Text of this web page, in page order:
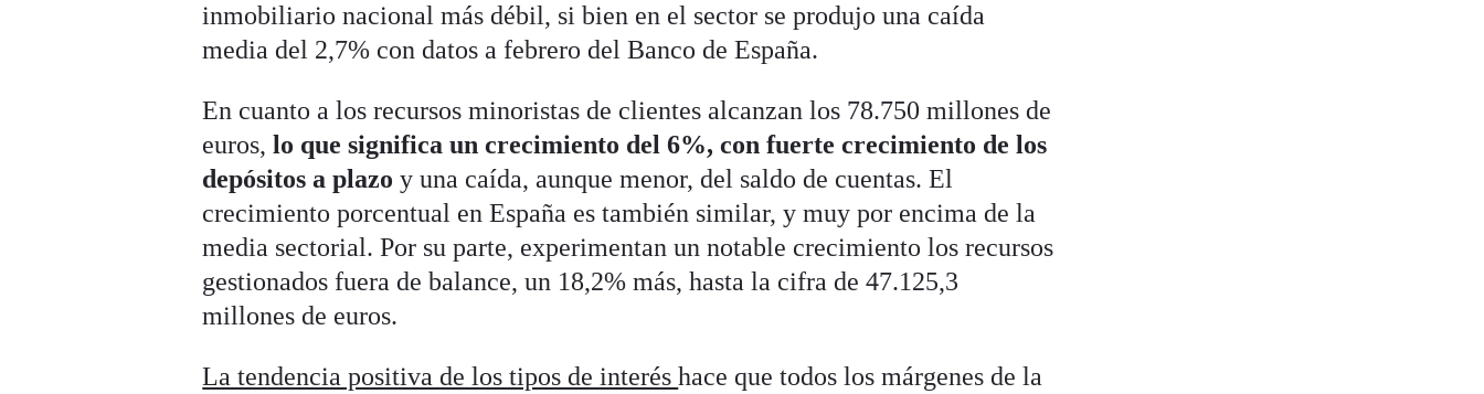
inmobiliario nacional más débil, si bien en el sector se produjo una caída
media del 2,7% con datos a febrero del Banco de España.
En cuanto a los recursos minoristas de clientes alcanzan los 78.750 millones de
euros,lo que significa un crecimiento del 6%, con fuerte crecimiento de los
depósitos a plazo y una caída, aunque menor, del saldo de cuentas. El
crecimiento porcentual en España es también similar, y muy por encima de la
media sectorial. Por su parte, experimentan un notable crecimiento los recursos
gestionados fuera de balance, un 18,2% más, hasta la cifra de 47.125,3
millones de euros.
La tendencia positiva de los tipos de interéshace que todos los márgenes de la